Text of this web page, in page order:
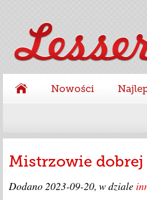
Nowości
Mistrzowie
Dodano2023-09-20, w dziale